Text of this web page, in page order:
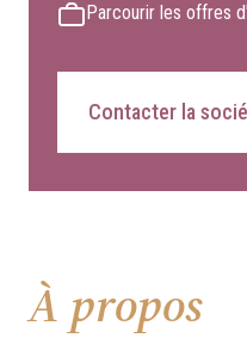
Parcourir les offres
Contacter la
À propos